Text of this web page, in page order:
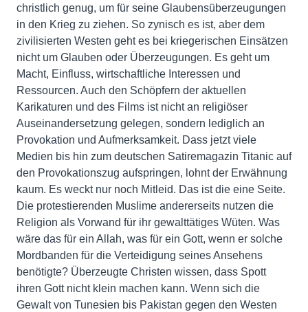
christlich genug, um für seine Glaubensüberzeugungen
in den Krieg zu ziehen. So zynisch es ist, aber dem
zivilisierten Westen geht es bei kriegerischen Einsätzen
nicht um Glauben oder Überzeugungen. Es geht um
Macht, Einfluss, wirtschaftliche Interessen und
Ressourcen. Auch den Schöpfern der aktuellen
Karikaturen und des Films ist nicht an religiöser
Auseinandersetzung gelegen, sondern lediglich an
Provokation und Aufmerksamkeit. Dass jetzt viele
Medien bis hin zum deutschen Satiremagazin Titanic auf
den Provokationszug aufspringen, lohnt der Erwähnung
kaum. Es weckt nur noch Mitleid. Das ist die eine Seite.
Die protestierenden Muslime andererseits nutzen die
Religion als Vorwand für ihr gewalttätiges Wüten. Was
wäre das für ein Allah, was für ein Gott, wenn er solche
Mordbanden für die Verteidigung seines Ansehens
benötigte? Überzeugte Christen wissen, dass Spott
ihren Gott nicht klein machen kann. Wenn sich die
Gewalt von Tunesien bis Pakistan gegen den Westen